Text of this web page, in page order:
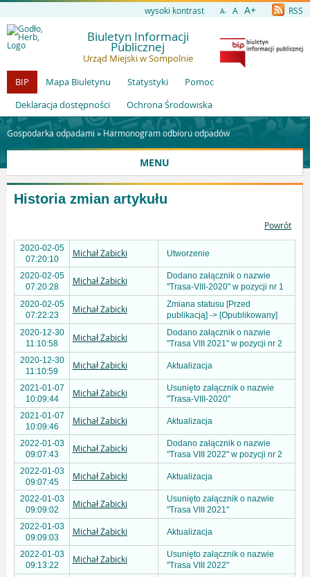
wysoki kontrast A- A A+ RSS
Biuletyn Informacji
Publicznej
Urząd Miejski w Sompolnie
BIP
Mapa Biuletynu Statystyki
Pomoc
Deklaracja dostępności
Ochrona Środowiska
Gospodarka odpadami »Harmonogram odbioru odpadów
MENU
Historia zmian artykułu
Powrót
2020-02-05
07:20:10
Michał Żabicki Utworzenie
2020-02-05
07:20:28
Michał Żabicki
Dodano załącznik o nazwie
"Trasa-VIII-2020" w pozycji nr 1
2020-02-05
07:22:23
Michał Żabicki
Zmiana statusu [Przed
publikacją] -> [Opublikowany]
2020-12-30
11:10:58
Michał Żabicki
Dodano załącznik o nazwie
"Trasa VIII 2021" w pozycji nr 2
2020-12-30
11:10:59
Michał Żabicki Aktualizacja
2021-01-07
10:09:44
Michał Żabicki
Usunięto załącznik o nazwie
"Trasa-VIII-2020"
2021-01-07
10:09:46
Michał Żabicki Aktualizacja
2022-01-03
09:07:43
Michał Żabicki
Dodano załącznik o nazwie
"Trasa VIII 2022" w pozycji nr 2
2022-01-03
09:07:45
Michał Żabicki Aktualizacja
2022-01-03
09:09:02
Michał Żabicki
Usunięto załącznik o nazwie
"Trasa VIII 2021"
2022-01-03
09:09:03
Michał Żabicki Aktualizacja
2022-01-03
09:13:22
Michał Żabicki
Usunięto załącznik o nazwie
"Trasa VIII 2022"